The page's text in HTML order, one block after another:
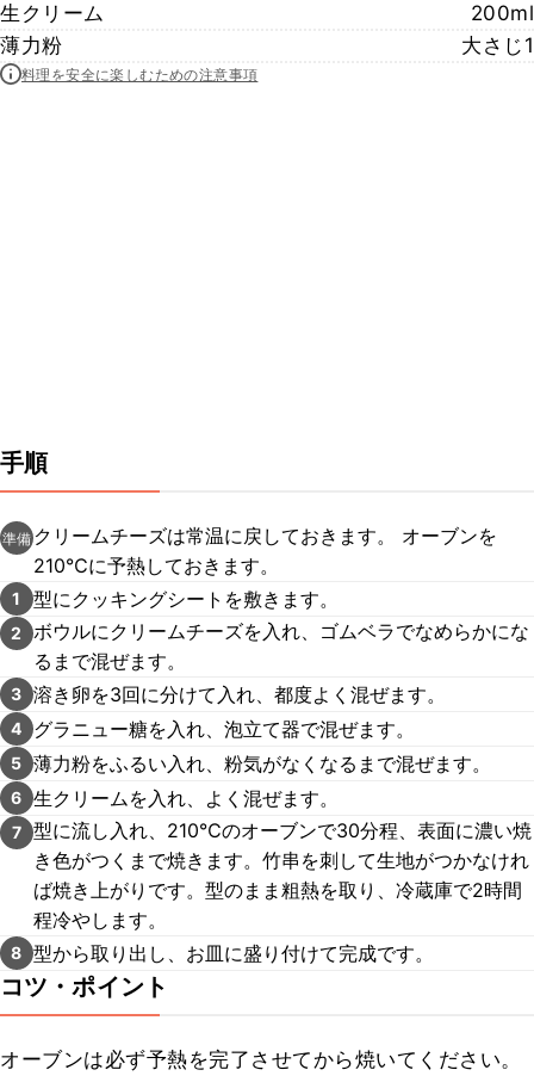
生クリーム
200ml
薄力粉
大さじ1
料理を安全に楽しむための注意事項
手順
準備 クリームチーズは常温に戻しておきます。 オーブンを
210℃に予熱しておきます。
1 型にクッキングシートを敷きます。
2
ボウルにクリームチーズを入れ、ゴムベラでなめらかにな
るまで混ぜます。
3 溶き卵を3回に分けて入れ、都度よく混ぜます。
4 グラニュー糖を入れ、泡立て器で混ぜます。
5 薄力粉をふるい入れ、粉気がなくなるまで混ぜます。
6 生クリームを入れ、よく混ぜます。
7 型に流し入れ、210℃のオーブンで30分程、表面に濃い焼
き色がつくまで焼きます。竹串を刺して生地がつかなけれ
ば焼き上がりです。型のまま粗熱を取り、冷蔵庫で2時間
程冷やします。
8 型から取り出し、お皿に盛り付けて完成です。
コツ・ポイント
オーブンは必ず予熱を完了させてから焼いてください。